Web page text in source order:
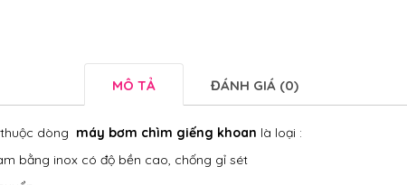
MÔ TẢ ĐÁNH GIÁ (0)
thuộc dòng máy bơm chìm giếng khoan là loại :
bằng inox có độ bền cao, chống gỉ sét